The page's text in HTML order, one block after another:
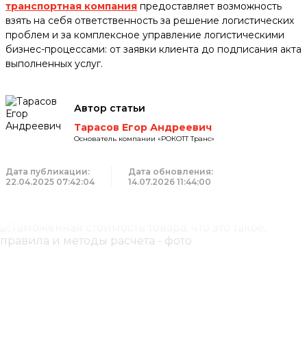
транспортная компания предоставляет возможность
взять на себя ответственность за решение логистических
проблем и за комплексное управление логистическими
бизнес-процессами: от заявки клиента до подписания акта
выполненных услуг.
Автор статьи
Тарасов Егор Андреевич
Основатель компании «РОКОТТ Транс»
Дата публикации:
22.04.2025 07:42:04
Дата обновления:
14.07.2026 11:44:00